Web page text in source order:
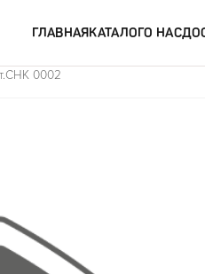
ГЛАВНАЯКАТАЛОГО НАС
0002